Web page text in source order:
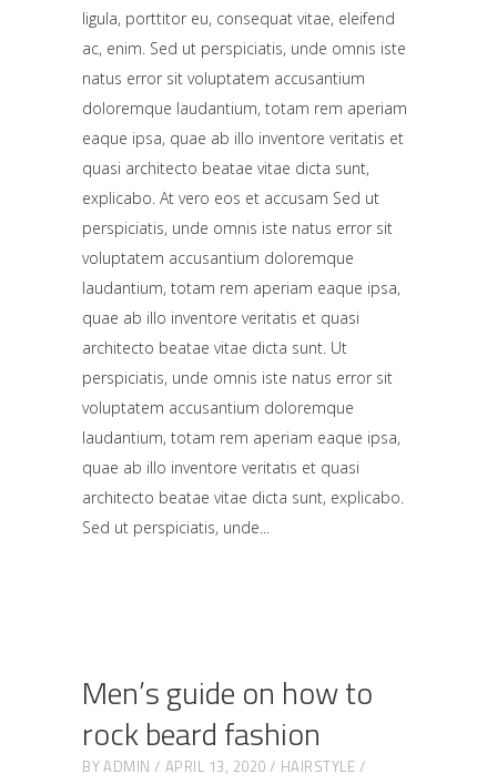
ligula, porttitor eu, consequat vitae, eleifend
ac, enim. Sed ut perspiciatis, unde omnis iste
natus error sit voluptatem accusantium
doloremque laudantium, totam rem aperiam
eaque ipsa, quae ab illo inventore veritatis et
quasi architecto beatae vitae dicta sunt,
explicabo. At vero eos et accusam Sed ut
perspiciatis, unde omnis iste natus error sit
voluptatem accusantium doloremque
laudantium, totam rem aperiam eaque ipsa,
quae ab illo inventore veritatis et quasi
architecto beatae vitae dicta sunt. Ut
perspiciatis, unde omnis iste natus error sit
voluptatem accusantium doloremque
laudantium, totam rem aperiam eaque ipsa,
quae ab illo inventore veritatis et quasi
architecto beatae vitae dicta sunt, explicabo.
Sed ut perspiciatis, unde
Men’s guide on how to
rock beard fashion
BYADMIN APRIL 13, 2020
HAIRSTYLE